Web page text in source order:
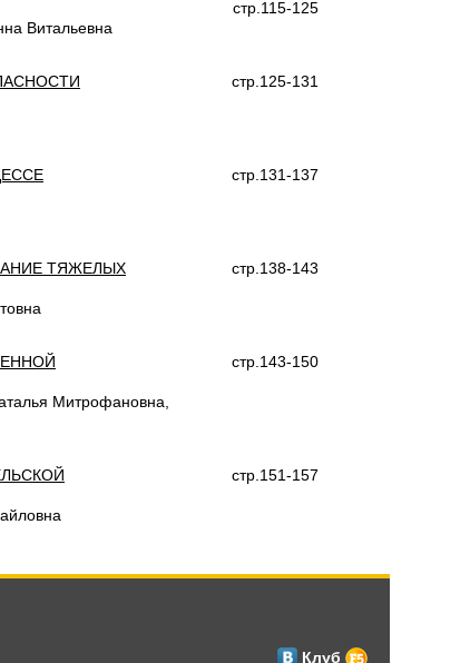
стр.115-125
Витальевна
стр.125-131
стр.131-137
ТЯЖЕЛЫХ
стр.138-143
стр.143-150
Митрофановна,
стр.151-157
Клуб